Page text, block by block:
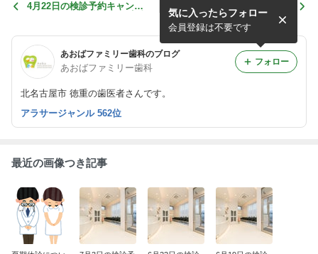
4月22日の検診予約キャンセ
4月20日の検診予約キャンセ
ル等に伴う空き状況のご案内
あおばファミリー歯科のブログ
あおばファミリー歯科
北名古屋市 徳重の歯医者さんです。
気に入ったらフォロー
会員登録は不要です
フォロー
アラサージャンル 562位
最近の画像つき記事